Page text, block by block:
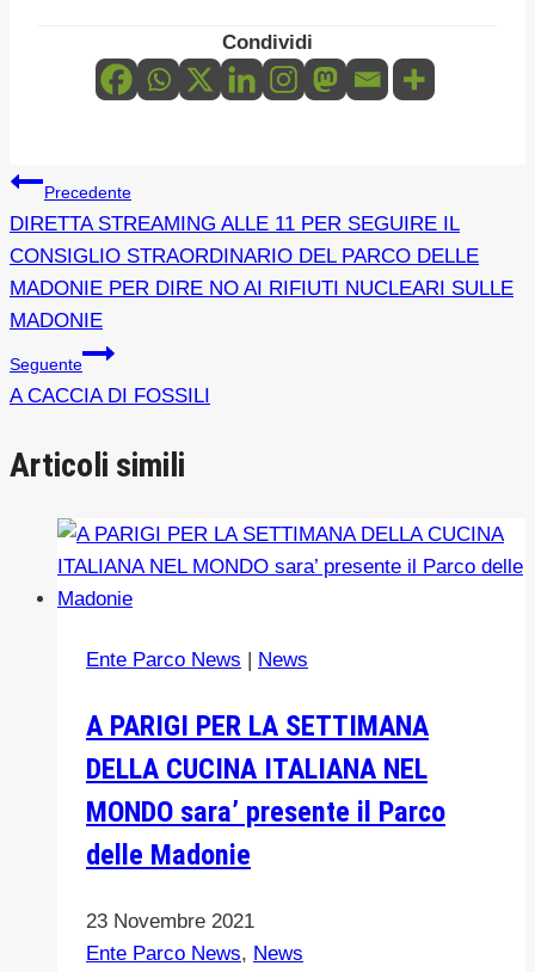
Condividi
Navigazione
articoli
Precedente
DIRETTA STREAMING ALLE 11 PER SEGUIRE IL
CONSIGLIO STRAORDINARIO DEL PARCO DELLE
MADONIE PER DIRE NO AI RIFIUTI NUCLEARI SULLE
MADONIE
Seguente
A CACCIA DI FOSSILI
Articoli simili
Ente Parco News | News
A PARIGI PER LA SETTIMANA
DELLA CUCINA ITALIANA NEL
MONDO sara’ presente il Parco
delle Madonie
23 Novembre 2021
Ente Parco News, News